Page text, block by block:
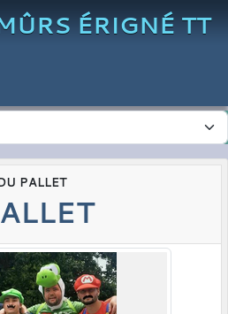
ÉRIGNÉ TT
PALLET